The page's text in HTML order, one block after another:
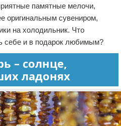
памятные мелочи,
оригинальным сувениром,
на холодильник. Что
себе и в подарок любимым?
– солнце,
ладонях